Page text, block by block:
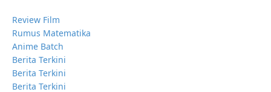
Review Film
Rumus Matematika
Anime Batch
Berita Terkini
Berita Terkini
Berita Terkini